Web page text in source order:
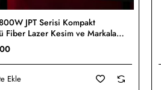
JPT Serisi Kompakt
Fiber Lazer Kesim ve Markalama
Ekle